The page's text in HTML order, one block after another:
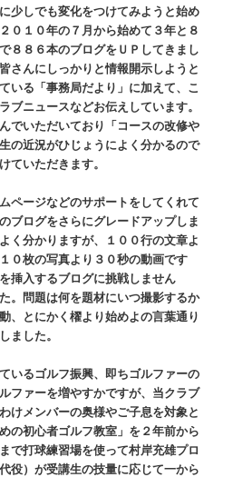
少しでも変化をつけてみようと始め
０１０年の７月から始めて３年と８
８８６本のブログをＵＰしてきまし
さんにしっかりと情報開示しようと
いる「事務局だより」に加えて、こ
ブニュースなどお伝えしています。
でいただいており「コースの改修や
の近況がひじょうによく分かるので
ていただきます。
ページなどのサポートをしてくれて
ブログをさらにグレードアップしま
く分かりますが、１００行の文章よ
０枚の写真より３０秒の動画です
挿入するブログに挑戦しません
。問題は何を題材にいつ撮影するか
、とにかく櫂より始めよの言葉通り
ました。
いるゴルフ振興、即ちゴルファーの
ファーを増やすかですが、当クラブ
けメンバーの奥様やご子息を対象と
の初心者ゴルフ教室」を２年前から
で打球練習場を使って村岸充雄プロ
役）が受講生の技量に応じて一から